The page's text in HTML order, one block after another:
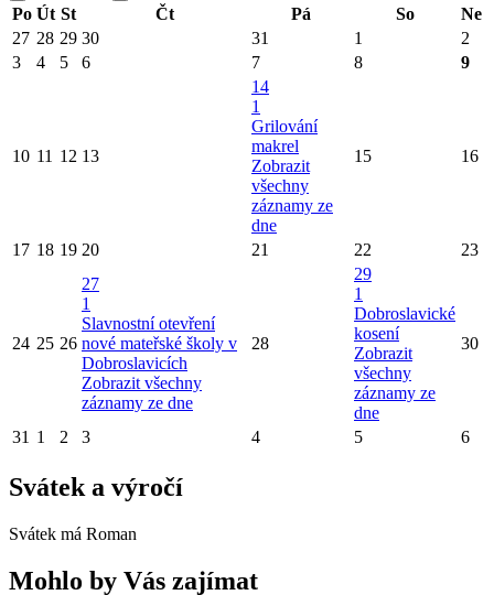
Po Út St Čt Pá So
Ne
27 28 29 30 31 1
2
3
4 5 6 7 8 9
10 11 12 13
14
1
Grilování
makrel
Zobrazit
všechny
záznamy ze
dne
15 16
17 18 19 20 21 22 23
24 25 26
27
1
Slavnostní otevření
nové mateřské školy v
Dobroslavicích
Zobrazit všechny
záznamy ze dne
28
29
1
Dobroslavické
kosení
Zobrazit
všechny
záznamy ze
dne
30
31 1 2 3 4 5 6
Svátek a výročí
Svátek má Roman
Mohlo by Vás zajímat